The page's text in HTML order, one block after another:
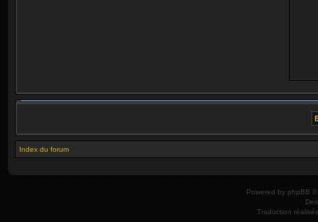
Index du forum
Powered by phpBB ©
Traduction